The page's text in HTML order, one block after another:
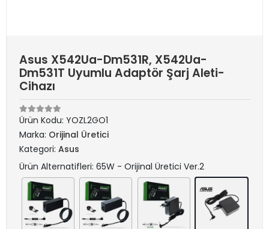
Asus X542Ua-Dm531R, X542Ua-
Dm531T Uyumlu Adaptör Şarj Aleti-
Cihazı
Ürün Kodu: YOZL2GO1
Marka: Orijinal Üretici
Kategori: Asus
Ürün Alternatifleri: 65W - Orijinal Üretici Ver.2